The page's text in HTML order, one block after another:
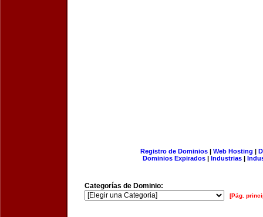
Registro de Dominios| Web Hosting |
Dominios Expirados | Industrias |
Categorías de Dominio:
[Pág.